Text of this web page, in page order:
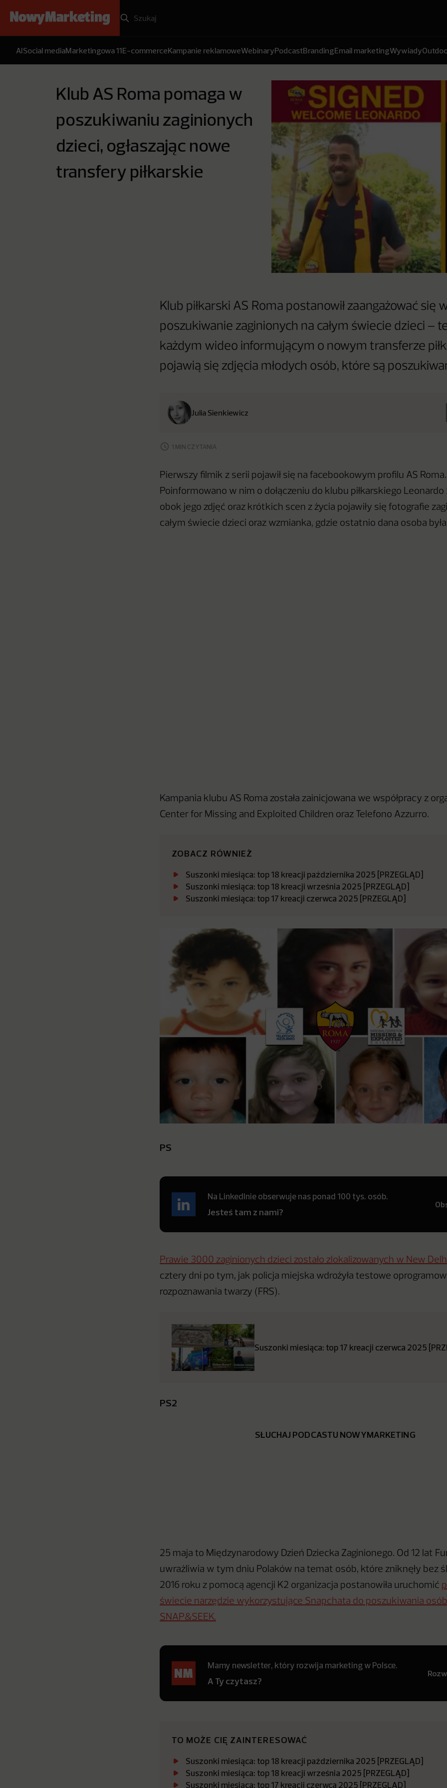
AISocial mediaMarketingowa 11E-commerceKampanie reklamoweWebinaryPodcastBrandingEmail marketingWywiady
Klub AS Roma pomaga w
poszukiwaniu zaginionych
dzieci, ogłaszając nowe
transfery piłkarskie
Klub piłkarski AS Roma postanowił zaangażować się
poszukiwanie zaginionych na całym świecie dzieci –
każdym wideo informującym o nowym transferze
pojawią się zdjęcia młodych osób, które są
Julia Sienkiewicz
1 MIN CZYTANIA
Pierwszy filmik z serii pojawił się na facebookowym profilu AS Roma.
Poinformowano w nim o dołączeniu do klubu piłkarskiego Leonardo
obok jego zdjęć oraz krótkich scen z życia pojawiły się fotografie
całym świecie dzieci oraz wzmianka, gdzie ostatnio dana osoba
Kampania klubu AS Roma została zainicjowana we współpracy z
Center for Missing and Exploited Children oraz Telefono Azzurro.
ZOBACZ RÓWNIEŻ
Suszonki miesiąca: top 18 kreacji października 2025 [PRZEGLĄD]
Suszonki miesiąca: top 18 kreacji września 2025 [PRZEGLĄD]
Suszonki miesiąca: top 17 kreacji czerwca 2025 [PRZEGLĄD]
PS
Na LinkedInie obserwuje nas ponad 100 tys. osób.
Jesteś tam z nami?
Prawie 3000 zaginionych dzieci zostało zlokalizowanych w New
cztery dni po tym, jak policja miejska wdrożyła testowe
rozpoznawania twarzy (FRS).
Suszonki miesiąca: top 17 kreacji czerwca 2025
PS2
SŁUCHAJ PODCASTU NOWYMARKETING
25 maja to Międzynarodowy Dzień Dziecka Zaginionego. Od 12 lat
uwrażliwia w tym dniu Polaków na temat osób, które zniknęły bez
2016 roku z pomocą agencji K2 organizacja postanowiła uruchomić
świecie narzędzie wykorzystujące Snapchata do poszukiwania
SNAP&SEEK.
Mamy newsletter, który rozwija marketing w Polsce.
A Ty czytasz?
TO MOŻE CIĘ ZAINTERESOWAĆ
Suszonki miesiąca: top 18 kreacji października 2025 [PRZEGLĄD]
Suszonki miesiąca: top 18 kreacji września 2025 [PRZEGLĄD]
Suszonki miesiąca: top 17 kreacji czerwca 2025 [PRZEGLĄD]